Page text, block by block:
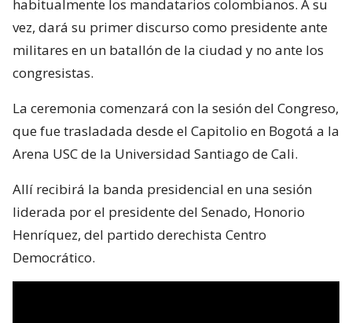
habitualmente los mandatarios colombianos. A su
vez, dará su primer discurso como presidente ante
militares en un batallón de la ciudad y no ante los
congresistas.
La ceremonia comenzará con la sesión del Congreso,
que fue trasladada desde el Capitolio en Bogotá a la
Arena USC de la Universidad Santiago de Cali.
Allí recibirá la banda presidencial en una sesión
liderada por el presidente del Senado, Honorio
Henríquez, del partido derechista Centro
Democrático.